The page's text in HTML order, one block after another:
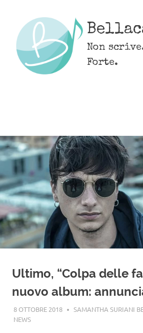
content
Non
Forte.
Ultimo, “Colpa delle
nuovo album:
8 OTTOBRE 2018
SAMANTHA SURIANI
NEWS